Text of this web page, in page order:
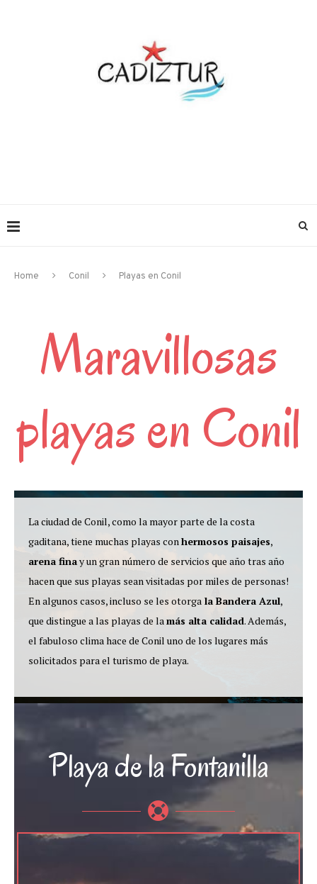
Home Conil Playas en Conil
Maravillosas
playas en Conil
La ciudad de Conil, como la mayor parte de la costa
gaditana, tiene muchas playas con hermosos paisajes,
arena finay un gran número de servicios que año tras año
hacen que sus playas sean visitadas por miles de personas!
En algunos casos, incluso se les otorga la Bandera Azul,
que distingue a las playas de lamás alta calidad. Además,
el fabuloso clima hace de Conil uno de los lugares más
solicitados para el turismo de playa.
Playa de la Fontanilla